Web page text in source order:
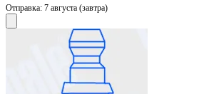
Отправка: 7 августа (завтра)